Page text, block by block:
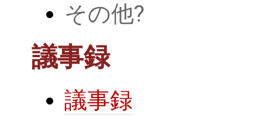
その他
議事録
議事録